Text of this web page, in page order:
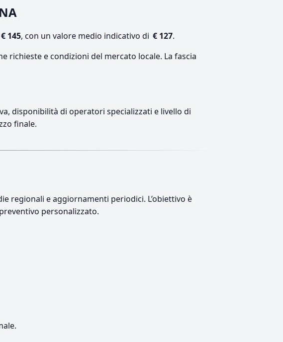
€ 145, con un valore medio indicativo di € 127.
richieste e condizioni del mercato locale. La fascia
disponibilità di operatori specializzati e livello di
finale.
regionali e aggiornamenti periodici. L’obiettivo è
personalizzato.